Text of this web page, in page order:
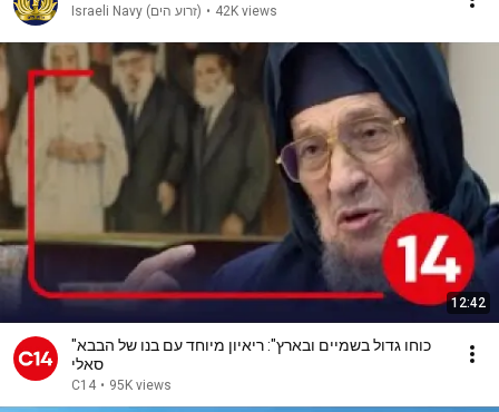
Israeli Navy (‫זרוע הים‬‎) • 42K views
12:42
"כוחו גדול בשמיים ובארץ": ריאיון מיוחד עם בנו של הבבא
סאלי
C14 • 95K views